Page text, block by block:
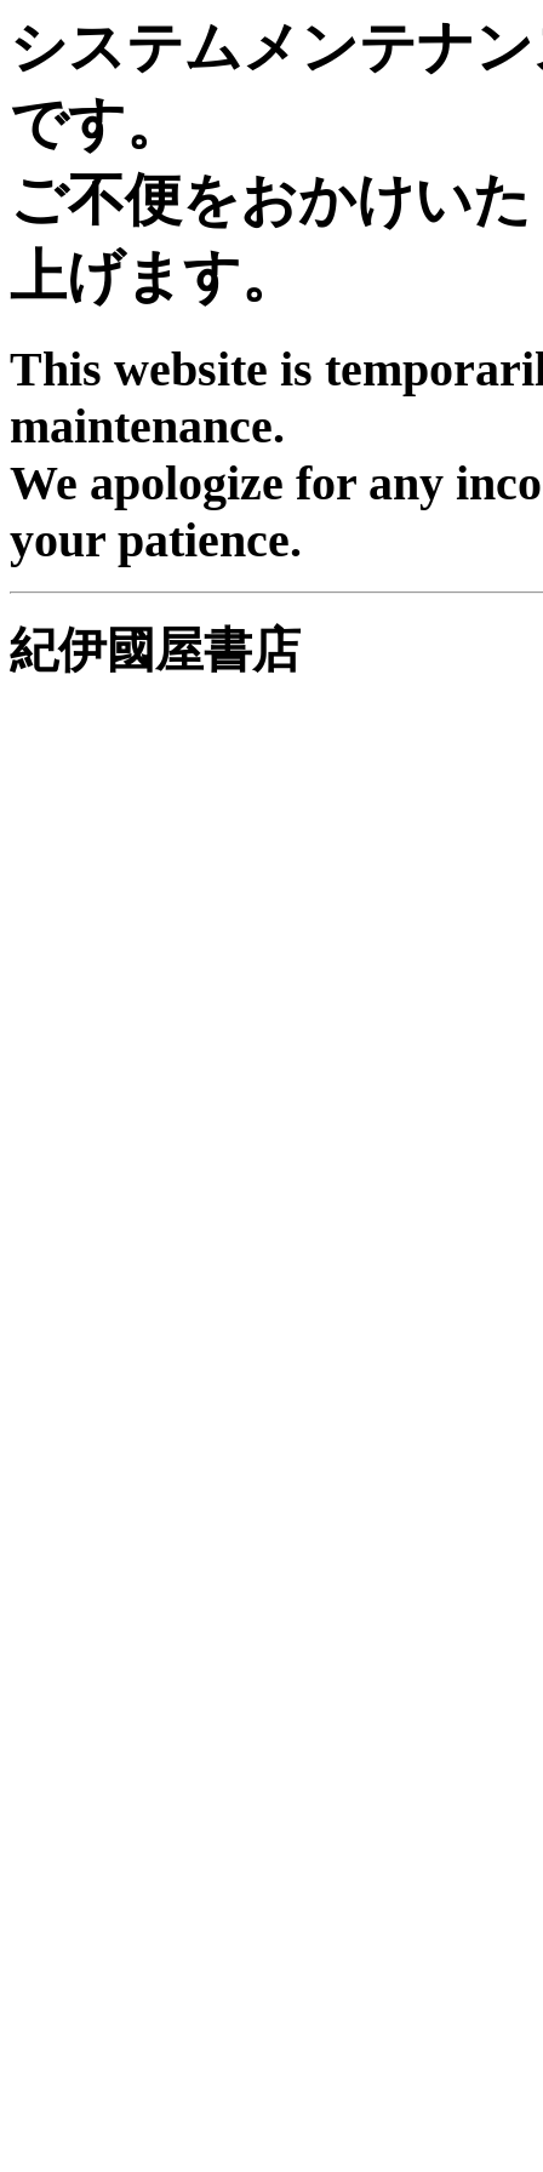
システムメンテナ
です。
ご不便をおかけい
上げます。
This website is
maintenance.
We apologize for any
your patience.
紀伊國屋書店